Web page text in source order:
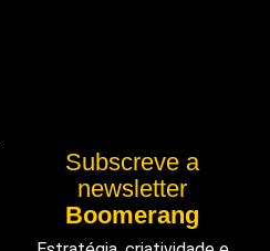
Subscreve a
newsletter
Boomerang